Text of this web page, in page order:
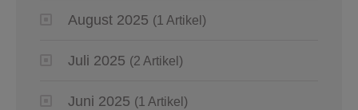
August 2025 (1 Artikel)
Juli 2025 (2 Artikel)
Juni 2025 (1 Artikel)